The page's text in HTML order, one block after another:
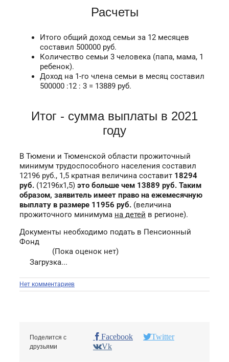
Расчеты
Итого общий доход семьи за 12 месяцев
составил 500000 руб.
Количество семьи 3 человека (папа, мама, 1
ребенок).
Доход на 1-го члена семьи в месяц составил
500000 :12 : 3 = 13889 руб.
Итог - сумма выплаты в 2021
году
В Тюмени и Тюменской области прожиточный
минимум трудоспособного населения составил
12196 руб., 1,5 кратная величина составит 18294
руб. (12196x1,5) это больше чем 13889 руб. Таким
образом, заявитель имеет право на ежемесячную
выплату в размере 11956 руб. (величина
прожиточного минимума на детей в регионе).
Документы необходимо подать в Пенсионный
Фонд
(Пока оценок нет)
Загрузка...
Нет комментариев
Поделится с
друзьями
Facebook
Twitter
Vk